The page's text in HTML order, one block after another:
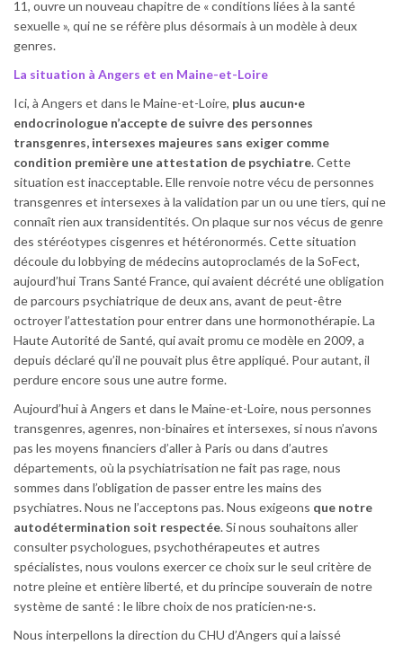
11, ouvre un nouveau chapitre de « conditions liées à la santé
sexuelle », qui ne se réfère plus désormais à un modèle à deux
genres.
La situation à Angers et en Maine-et-Loire
Ici, à Angers et dans le Maine-et-Loire, plus aucun·e
endocrinologue n’accepte de suivre des personnes
transgenres, intersexes majeures sans exiger comme
condition première une attestation de psychiatre. Cette
situation est inacceptable. Elle renvoie notre vécu de personnes
transgenres et intersexes à la validation par un ou une tiers, qui ne
connaît rien aux transidentités. On plaque sur nos vécus de genre
des stéréotypes cisgenres et hétéronormés. Cette situation
découle du lobbying de médecins autoproclamés de la SoFect,
aujourd’hui Trans Santé France, qui avaient décrété une obligation
de parcours psychiatrique de deux ans, avant de peut-être
octroyer l’attestation pour entrer dans une hormonothérapie. La
Haute Autorité de Santé, qui avait promu ce modèle en 2009, a
depuis déclaré qu’il ne pouvait plus être appliqué. Pour autant, il
perdure encore sous une autre forme.
Aujourd’hui à Angers et dans le Maine-et-Loire, nous personnes
transgenres, agenres, non-binaires et intersexes, si nous n’avons
pas les moyens financiers d’aller à Paris ou dans d’autres
départements, où la psychiatrisation ne fait pas rage, nous
sommes dans l’obligation de passer entre les mains des
psychiatres. Nous ne l’acceptons pas. Nous exigeons que notre
autodétermination soit respectée. Si nous souhaitons aller
consulter psychologues, psychothérapeutes et autres
spécialistes, nous voulons exercer ce choix sur le seul critère de
notre pleine et entière liberté, et du principe souverain de notre
système de santé : le libre choix de nos praticien·ne·s.
Nous interpellons la direction du CHU d’Angers qui a laissé